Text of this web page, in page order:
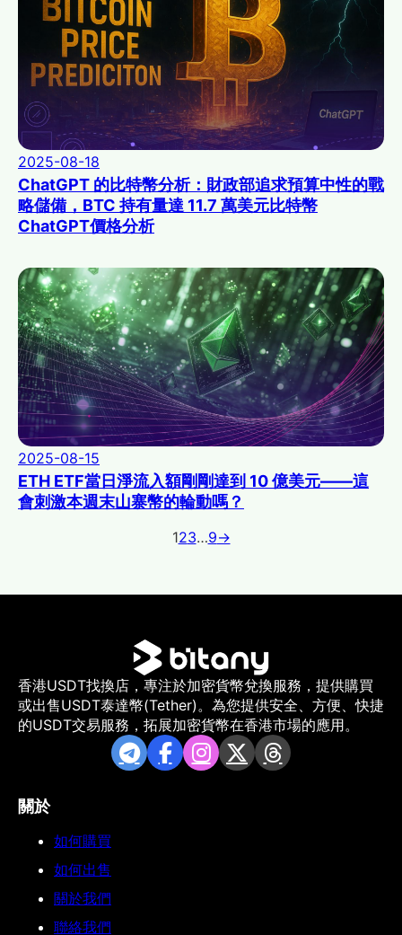
2025-08-18
ChatGPT 的比特幣分析：財政部追求預算中性的戰
略儲備，BTC 持有量達 11.7 萬美元比特幣
ChatGPT價格分析
2025-08-15
ETH ETF當日淨流入額剛剛達到 10 億美元——這
會刺激本週末山寨幣的輪動嗎？
123…9→
香港USDT找換店，專注於加密貨幣兌換服務，提供購買
或出售USDT泰達幣(Tether)。為您提供安全、方便、快捷
的USDT交易服務，拓展加密貨幣在香港市場的應用。
關於
如何購買
如何出售
關於我們
聯絡我們